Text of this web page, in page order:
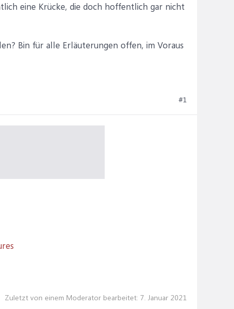
eine Krücke, die doch hoffentlich gar nicht
Bin für alle Erläuterungen offen, im Voraus
#1
Zuletzt von einem Moderator bearbeitet: 7. Januar 2021